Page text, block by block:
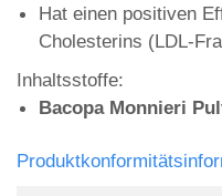
Hat einen positiven
Cholesterins (LDL-
Inhaltsstoffe:
Bacopa Monnieri